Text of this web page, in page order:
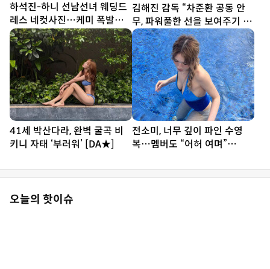
하석진-하니 선남선녀 웨딩드
레스 네컷사진…케미 폭발
[DA★]
김해진 감독 “차준환 공동 안
무, 파워풀한 선을 보여주기 위
해 노력”
41세 박산다라, 완벽 굴곡 비
키니 자태 ‘부러워’ [DA★]
전소미, 너무 깊이 파인 수영
복…멤버도 “어허 여며”
오늘의 핫이슈